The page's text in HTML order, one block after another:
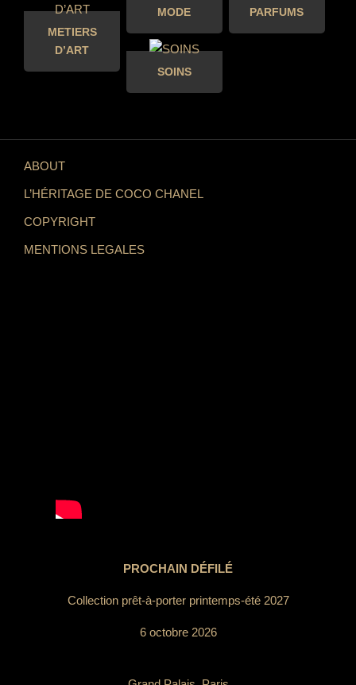
METIERS
D’ART
MODE PARFUMS
SOINS
ABOUT
L’HÉRITAGE DE COCO CHANEL
COPYRIGHT
MENTIONS LEGALES
PROCHAIN DÉFILÉ
Collection prêt-à-porter printemps-été 2027
6 octobre 2026